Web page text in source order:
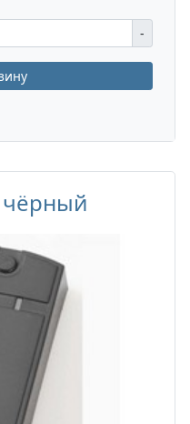
-
чёрный